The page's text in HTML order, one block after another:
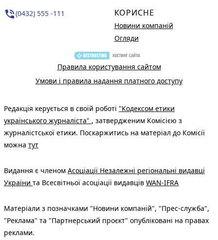
phone_in_talk(0432) 555 -111 КОРИСНЕ
Новини компаній
Огляди
Правила користування сайтом
Умови і правила надання платного доступу
Редакція керується в своїй роботі "Кодексом етики
українського журналіста" , затвердженим Комісією з
журналістської етики. Поскаржитись на матеріал до Комісії
можна тут
Видання є членом Асоціації Незалежні регіональні видавці
України та Всесвітньої асоціації видавців WAN-IFRA
Матеріали з позначками "Новини компаній", "Прес-служба",
"Реклама" та "Партнерський проєкт" опубліковані на правах
реклами.